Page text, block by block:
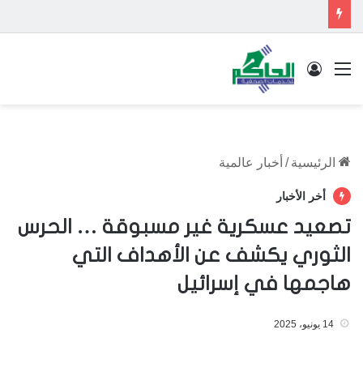
القائمة تسجيل الدخول
الرئيسية / أخبار عالمية
أخر الأخبار
تصعيد عسكرية غير مسبوقة … الحرس
الثوري يكشف عن الأهداف التي
هاجمها في إسرائيل
14 يونيو، 2025